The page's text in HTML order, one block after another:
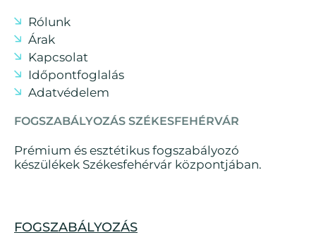
Rólunk
Árak
Kapcsolat
Időpontfoglalás
Adatvédelem
FOGSZABÁLYOZÁS SZÉKESFEHÉRVÁR
Prémium és esztétikus fogszabályozó
készülékek Székesfehérvár központjában.
FOGSZABÁLYOZÁS